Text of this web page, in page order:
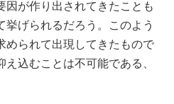
因が作り出されてきたことも
挙げられるだろう。このよう
められて出現してきたもので
込むことは不可能である、